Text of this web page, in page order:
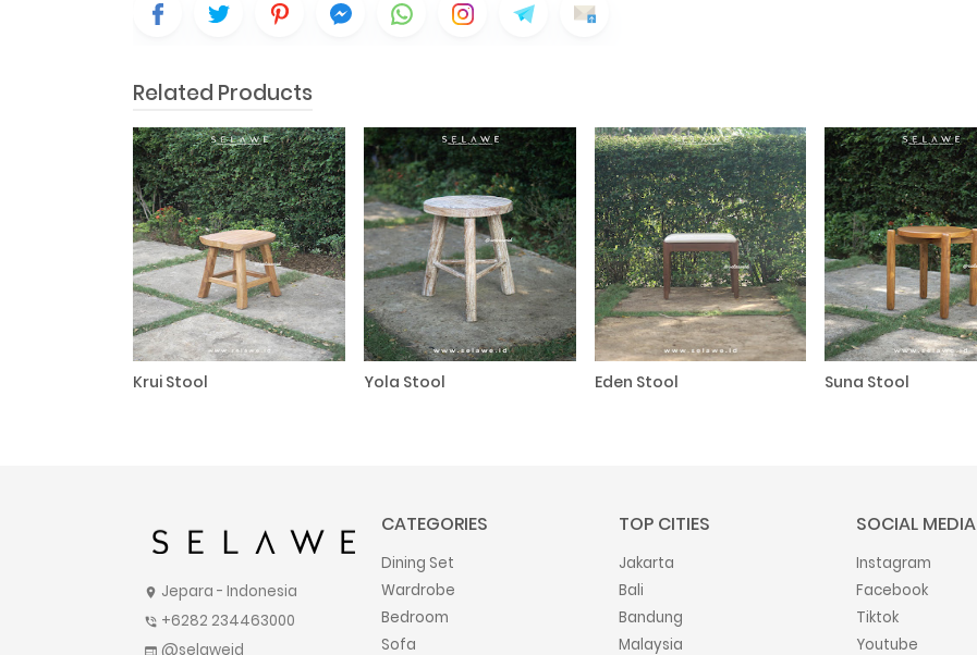
Related Products
Krui Stool Yola Stool Eden Stool Suna Stool
location_on Jepara - Indonesia
phone_in_talk +6282 234463000
web @selaweid
CATEGORIES
Dining Set
Wardrobe
Bedroom
Sofa
TOP CITIES
Jakarta
Bali
Bandung
Malaysia
SOCIAL MEDIA
Instagram
Facebook
Tiktok
Youtube